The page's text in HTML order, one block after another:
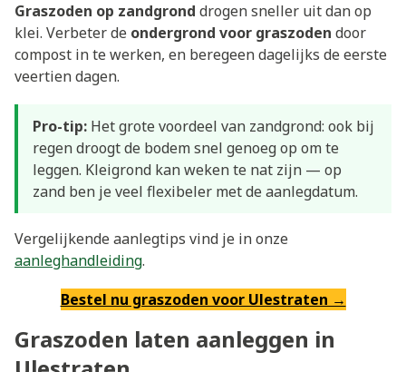
Graszoden op zandgrond drogen sneller uit dan op
klei. Verbeter de ondergrond voor graszoden door
compost in te werken, en beregeen dagelijks de eerste
veertien dagen.
Pro-tip: Het grote voordeel van zandgrond: ook bij
regen droogt de bodem snel genoeg op om te
leggen. Kleigrond kan weken te nat zijn — op
zand ben je veel flexibeler met de aanlegdatum.
Vergelijkende aanlegtips vind je in onze
aanleghandleiding.
Bestel nu graszoden voor Ulestraten →
Graszoden laten aanleggen in